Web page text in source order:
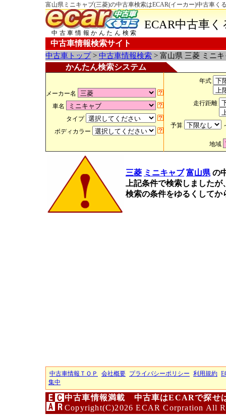
富山県ミニキャブ(三菱)の中古車検索はECAR(イーカー)中古車く
中古車情報かんたん検索
ECAR中古車
中古車情報検索サイト
中古車トップ> 中古車情報検索 > 富山県 三菱 ミニ
かんたん検索システム
メーカー名
車名
タイプ
ボディカラー
年式
走行距離
予算
地域
三菱 ミニキャブ 富山県 の
上記条件で検索しました
検索の条件をゆるくして
中古車情報ＴＯＰ 会社概要 プライバシーポリシー 利用規約
集中
中古車情報満載 中古車はECARで探せ
Copyright(C)2026 ECAR Corpration All